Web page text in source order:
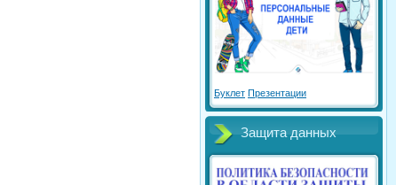
Буклет Презентации
Защита данных